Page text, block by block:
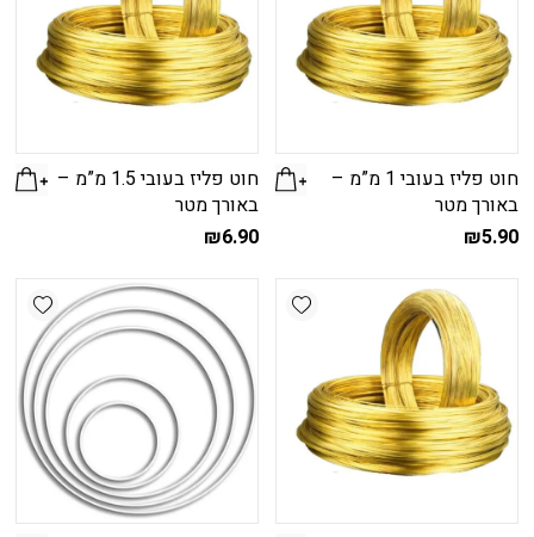
חוט פליז בעובי 1 מ”מ –
באורך מטר
₪5.90
חוט פליז בעובי 1.5 מ”מ –
באורך מטר
₪6.90
Add wishlist